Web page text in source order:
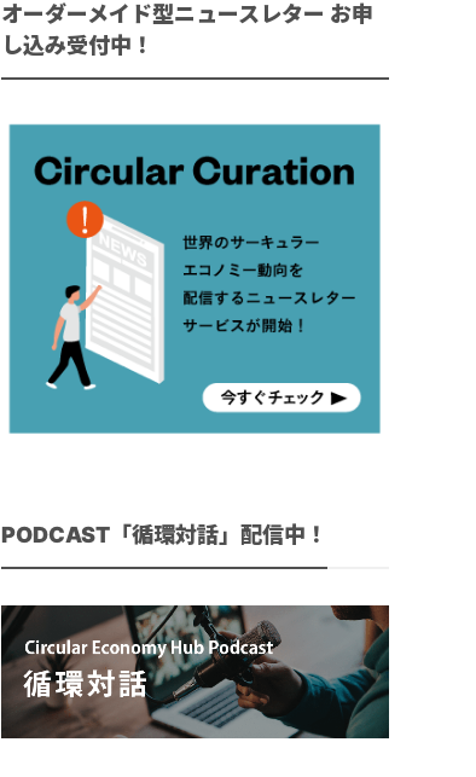
オーダーメイド型ニュースレター お申
し込み受付中！
PODCAST「循環対話」配信中！